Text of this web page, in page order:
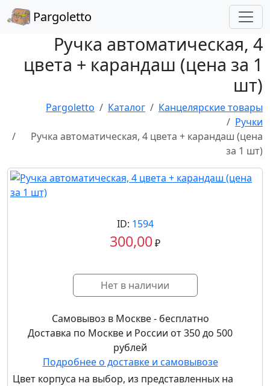
Pargoletto
Ручка автоматическая, 4
цвета + карандаш (цена за 1
шт)
Pargoletto Каталог
Канцелярские товары
Ручки
Ручка автоматическая, 4 цвета + карандаш (цена
за 1 шт)
ID: 1594
300,00₽
Нет в наличии
Самовывоз в Москве - бесплатно
Доставка по Москве и России от 350 до 500
рублей
Подробнее о доставке и самовывозе
Цвет корпуса на выбор, из представленных на